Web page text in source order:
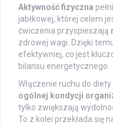
Aktywność fizyczna
jabłkowej, której celem
ćwiczenia przyspieszają
zdrowej wagi. Dzięki
efektywniej, co jest
bilansu energetycznego.
Włączenie ruchu do
ogólnej kondycji
tylko zwiększają
To z kolei przekłada się